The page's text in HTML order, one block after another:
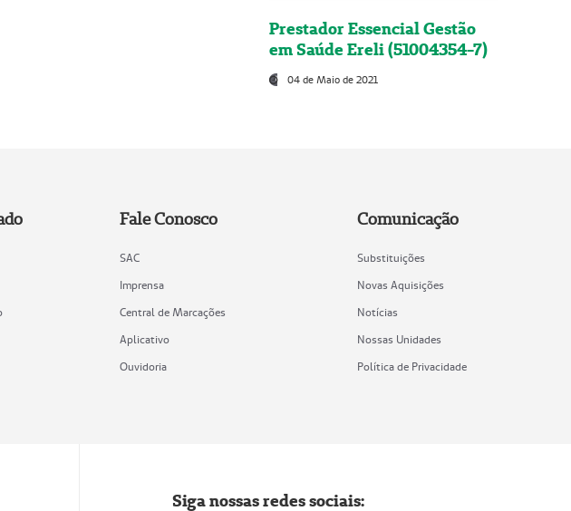
Prestador Essencial Gestão
em Saúde Ereli (51004354-7)
04 de Maio de 2021
Fale Conosco
SAC
Imprensa
Central de Marcações
Aplicativo
Ouvidoria
Comunicação
Substituições
Novas Aquisições
Notícias
Nossas Unidades
Política de Privacidade
Siga nossas redes sociais: